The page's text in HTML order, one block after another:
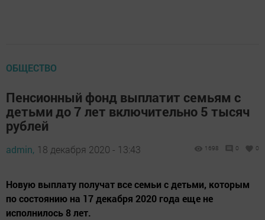
ОБЩЕСТВО
Пенсионный фонд выплатит семьям с
детьми до 7 лет включительно 5 тысяч
рублей
admin, 18 декабря 2020 - 13:43 1698 0 0
Новую выплату получат все семьи с детьми, которым
по состоянию на 17 декабря 2020 года еще не
исполнилось 8 лет.